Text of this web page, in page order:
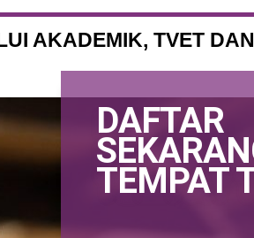
AKADEMIK, TVET
DAFTAR
TEMPAT